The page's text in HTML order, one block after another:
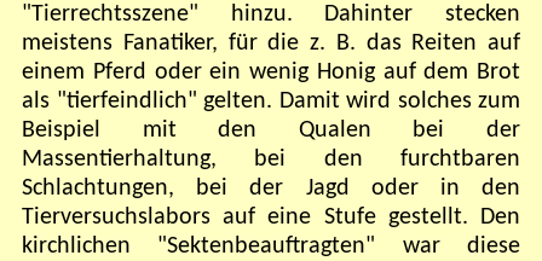
"Tierrechtsszene" hinzu. Dahinter stecken
meistens Fanatiker, für die z. B. das Reiten auf
einem Pferd oder ein wenig Honig auf dem Brot
als "tierfeindlich" gelten. Damit wird solches zum
Beispiel mit den Qualen bei der
Massentierhaltung, bei den furchtbaren
Schlachtungen, bei der Jagd oder in den
Tierversuchslabors auf eine Stufe gestellt. Den
kirchlichen "Sektenbeauftragten" war diese